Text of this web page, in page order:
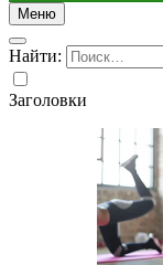
Меню
Найти:
Заголовки